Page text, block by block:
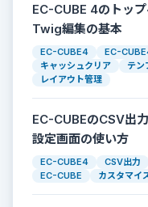
EC-CUBE 4のトッ
Twig編集の基本
EC-CUBE4 EC-
キャッシュクリア
テン
レイアウト管理
EC-CUBEのCSV出
設定画面の使い方
EC-CUBE4 CSV出力
EC-CUBE
カスタマイ